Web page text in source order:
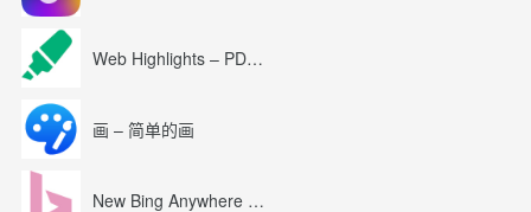
Web Highlights – PDF & Web Highlighter
画 – 简单的画
New Bing Anywhere (Bing Chat GPT-4)